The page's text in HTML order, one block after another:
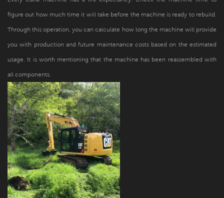
figure out how much time it will take before the machine is ready to rebuild.
Through this operation, you can calculate how long the machine will provide
you with production and future maintenance costs based on the estimated
usage. It is worth mentioning that the machine has been reassembled with
all components.